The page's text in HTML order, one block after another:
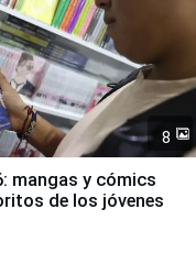
8
mangas y cómics
de los jóvenes